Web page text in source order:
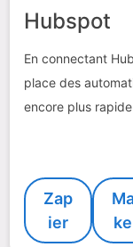
Hubspot
En connectant
place des
encore plus
Zap
ier
ke